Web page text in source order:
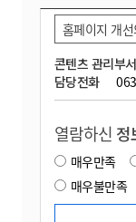
콘텐츠 관리부서
담당전화
홈페이지 개선
열람하신 정
매우만족
매우불만족